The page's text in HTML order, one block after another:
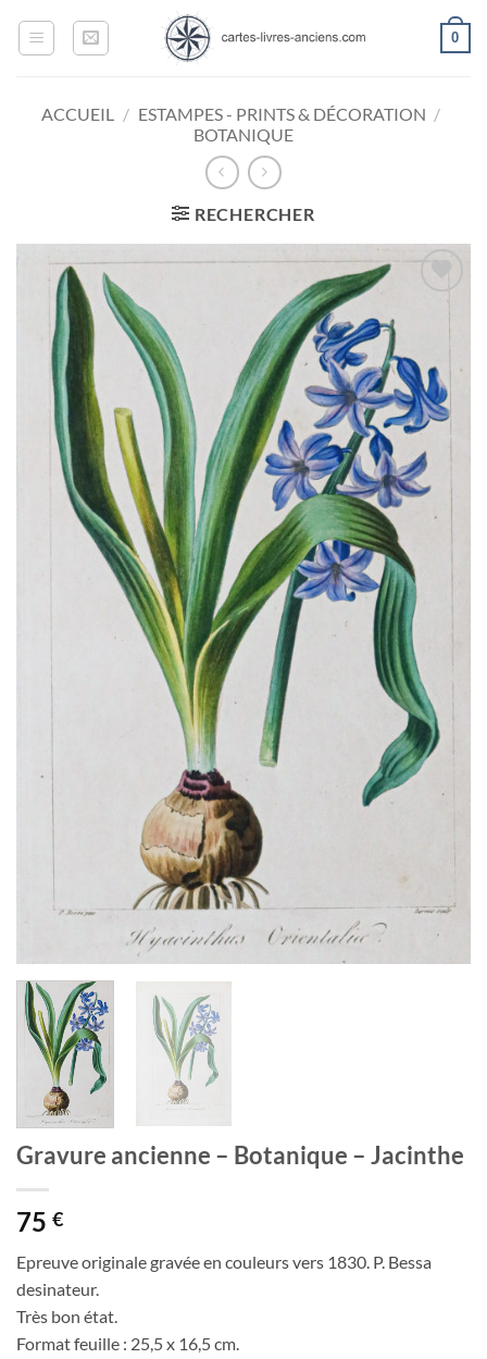
0
ACCUEIL / ESTAMPES - PRINTS & DÉCORATION /
BOTANIQUE
RECHERCHER
Gravure ancienne – Botanique – Jacinthe
75 €
Epreuve originale gravée en couleurs vers 1830. P. Bessa
desinateur.
Très bon état.
Format feuille : 25,5 x 16,5 cm.